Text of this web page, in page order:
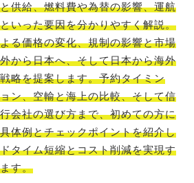
供給、燃料費や為替の影響、運航
いった要因を分かりやすく解説。
る価格の変化、規制の影響と市場
から日本へ、そして日本から海外
略を提案します。予約タイミン
ン、空輸と海上の比較、そして信
会社の選び方まで、初めての方に
体例とチェックポイントを紹介し
タイム短縮とコスト削減を実現す
す。